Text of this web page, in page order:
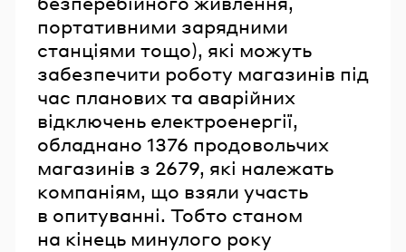
портативними зарядними
станціями тощо), які можуть
забезпечити роботу магазинів під
час планових та аварійних
відключень електроенергії,
обладнано 1376 продовольчих
магазинів з 2679, які належать
компаніям, що взяли участь
в опитуванні. Тобто станом
на кінець минулого року